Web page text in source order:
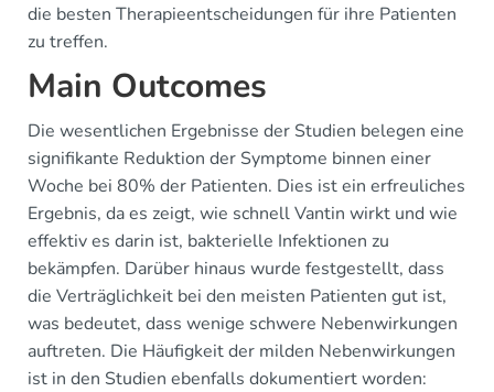
die besten Therapieentscheidungen für ihre Patienten
zu treffen.
Main Outcomes
Die wesentlichen Ergebnisse der Studien belegen eine
signifikante Reduktion der Symptome binnen einer
Woche bei 80% der Patienten. Dies ist ein erfreuliches
Ergebnis, da es zeigt, wie schnell Vantin wirkt und wie
effektiv es darin ist, bakterielle Infektionen zu
bekämpfen. Darüber hinaus wurde festgestellt, dass
die Verträglichkeit bei den meisten Patienten gut ist,
was bedeutet, dass wenige schwere Nebenwirkungen
auftreten. Die Häufigkeit der milden Nebenwirkungen
ist in den Studien ebenfalls dokumentiert worden: